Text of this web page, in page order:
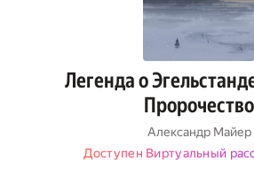
Легенда о
Пророчество
Александр Майер
Доступен Виртуальный